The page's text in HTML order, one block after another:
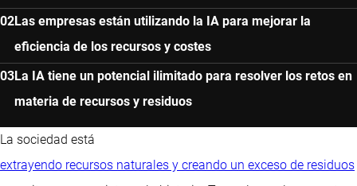
Las empresas están utilizando la IA para mejorar la
eficiencia de los recursos y costes
La IA tiene un potencial ilimitado para resolver los retos en
materia de recursos y residuos
La sociedad está
extrayendo recursos naturales y creando un exceso de residuos